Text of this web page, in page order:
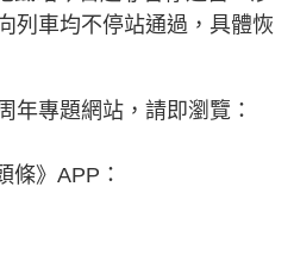
列車均不停站通過，具體恢
年專題網站，請即瀏覽：
條》APP：